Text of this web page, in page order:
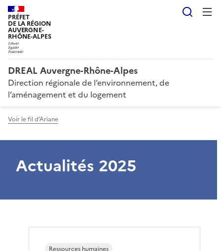
PRÉFET
DE LA RÉGION
AUVERGNE-
RHÔNE-ALPES
DREAL Auvergne-Rhône-Alpes
Direction régionale de l’environnement, de
l’aménagement et du logement
Voir le fil d'Ariane
Actualités 2025
Ressources humaines